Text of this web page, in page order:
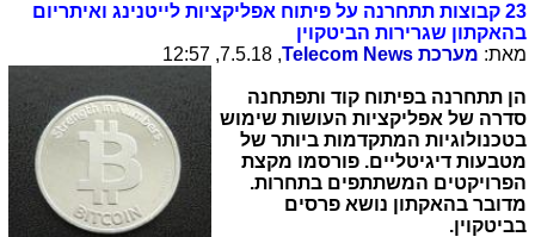
23 קבוצות תתחרנה על פיתוח אפליקציות לייטנינג ואיתריום
בהאקתון שגרירות הביטקוין
מאת: מערכת Telecom News
, 7.5.18, 12:57
הן תתחרנה בפיתוח קוד ותפתחנה
סדרה של אפליקציות העושות שימוש
בטכנולוגיות המתקדמות ביותר של
מטבעות דיגיטליים. פורסמו מקצת
הפרויקטים המשתתפים בתחרות.
מדובר בהאקתון נושא פרסים
בביטקוין.